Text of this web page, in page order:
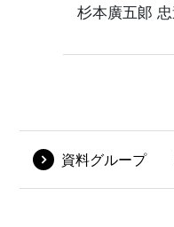
杉本廣五
資料グループ